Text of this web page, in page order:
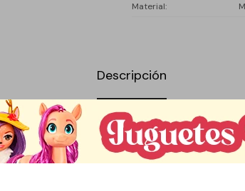
Material
Descripción
botella es una pieza única que aporta un
cm y un ancho de 14 cm, su diseño estilizado y
lo clásico hasta lo contemporáneo.